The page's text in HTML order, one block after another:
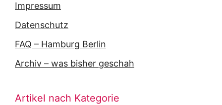
Impressum
Datenschutz
FAQ – Hamburg Berlin
Archiv – was bisher geschah
Artikel nach Kategorie